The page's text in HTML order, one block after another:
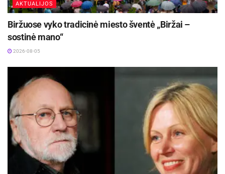
AKTUALIJOS
Biržuose vyko tradicinė miesto šventė „Biržai –
sostinė mano“
2026-08-05